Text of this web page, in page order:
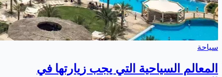
سياحة
المعالم السياحية التي يجب زيارتها في